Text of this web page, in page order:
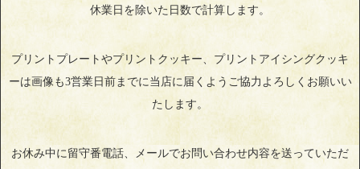
休業日を除いた日数で計算します。
プリントプレートやプリントクッキー、プリントアイシングクッキ
ーは画像も3営業日前までに当店に届くようご協力よろしくお願いい
たします。
お休み中に留守番電話、メールでお問い合わせ内容を送っていただ